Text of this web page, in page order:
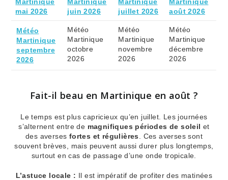
mai 2026
juin 2026
juillet 2026
août 2026
Météo
Martinique
septembre
2026
Météo
Martinique
octobre
2026
Météo
Martinique
novembre
2026
Météo
Martinique
décembre
2026
Fait-il beau en Martinique en août ?
Le temps est plus capricieux qu’en juillet. Les journées
s’alternent entre de magnifiques périodes de soleil et
des averses fortes et régulières
. Ces averses sont
souvent brèves, mais peuvent aussi durer plus longtemps,
surtout en cas de passage d’une onde tropicale.
L’astuce locale : Il est impératif de profiter des matinées